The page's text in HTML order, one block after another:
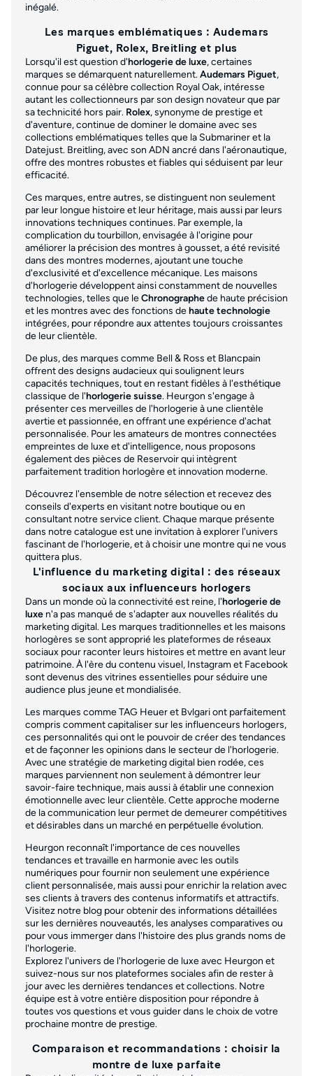
inégalé.
Les marques emblématiques : Audemars
Piguet, Rolex, Breitling et plus
Lorsqu'il est question d'horlogerie de luxe, certaines
marques se démarquent naturellement.Audemars Piguet,
connue pour sa célèbre collection Royal Oak, intéresse
autant les collectionneurs par son design novateur que par
sa technicité hors pair. Rolex, synonyme de prestige et
d'aventure, continue de dominer le domaine avec ses
collections emblématiques telles que la Submariner et la
Datejust. Breitling, avec son ADN ancré dans l'aéronautique,
offre des montres robustes et fiables qui séduisent par leur
efficacité.
Ces marques, entre autres, se distinguent non seulement
par leur longue histoire et leur héritage, mais aussi par leurs
innovations techniques continues. Par exemple, la
complication du tourbillon, envisagée à l'origine pour
améliorer la précision des montres à gousset, a été revisité
dans des montres modernes, ajoutant une touche
d'exclusivité et d'excellence mécanique. Les maisons
d'horlogerie développent ainsi constamment de nouvelles
technologies, telles que leChronographede haute précision
et les montres avec des fonctions dehaute technologie
intégrées, pour répondre aux attentes toujours croissantes
de leur clientèle.
De plus, des marques comme Bell & Ross et Blancpain
offrent des designs audacieux qui soulignent leurs
capacités techniques, tout en restant fidèles à l'esthétique
classique de l'horlogerie suisse. Heurgon s'engage à
présenter ces merveilles de l'horlogerie à une clientèle
avertie et passionnée, en offrant une expérience d'achat
personnalisée. Pour les amateurs de montres connectées
empreintes de luxe et d'intelligence, nous proposons
également des pièces de Reservoir qui intègrent
parfaitement tradition horlogère et innovation moderne.
Découvrez l'ensemble de notre sélection et recevez des
conseils d'experts en visitant notre boutique ou en
consultant notre service client. Chaque marque présente
dans notre catalogue est une invitation à explorer l'univers
fascinant de l'horlogerie, et à choisir une montre qui ne vous
quittera plus.
L'influence du marketing digital : des réseaux
sociaux aux influenceurs horlogers
Dans un monde où la connectivité est reine, l'horlogerie de
luxe n'a pas manqué de s'adapter aux nouvelles réalités du
marketing digital. Les marques traditionnelles et les maisons
horlogères se sont approprié les plateformes de réseaux
sociaux pour raconter leurs histoires et mettre en avant leur
patrimoine. À l'ère du contenu visuel, Instagram et Facebook
sont devenus des vitrines essentielles pour séduire une
audience plus jeune et mondialisée.
Les marques comme TAG Heuer et Bvlgari ont parfaitement
compris comment capitaliser sur les influenceurs horlogers,
ces personnalités qui ont le pouvoir de créer des tendances
et de façonner les opinions dans le secteur de l'horlogerie.
Avec une stratégie de marketing digital bien rodée, ces
marques parviennent non seulement à démontrer leur
savoir-faire technique, mais aussi à établir une connexion
émotionnelle avec leur clientèle. Cette approche moderne
de la communication leur permet de demeurer compétitives
et désirables dans un marché en perpétuelle évolution.
Heurgon reconnaît l'importance de ces nouvelles
tendances et travaille en harmonie avec les outils
numériques pour fournir non seulement une expérience
client personnalisée, mais aussi pour enrichir la relation avec
ses clients à travers des contenus informatifs et attractifs.
Visitez notre blog pour obtenir des informations détaillées
sur les dernières nouveautés, les analyses comparatives ou
pour vous immerger dans l'histoire des plus grands noms de
l'horlogerie.
Explorez l'univers de l'horlogerie de luxe avec Heurgon et
suivez-nous sur nos plateformes sociales afin de rester à
jour avec les dernières tendances et collections. Notre
équipe est à votre entière disposition pour répondre à
toutes vos questions et vous guider dans le choix de votre
prochaine montre de prestige.
Comparaison et recommandations : choisir la
montre de luxe parfaite